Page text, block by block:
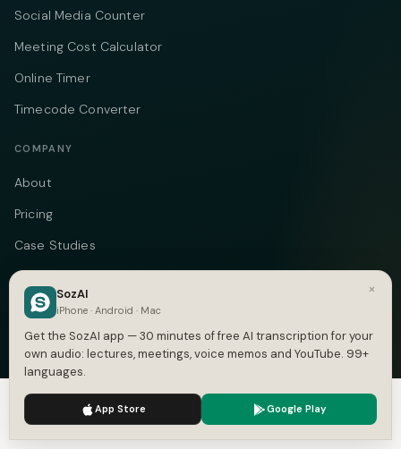
Social Media Counter
Meeting Cost Calculator
Online Timer
Timecode Converter
COMPANY
About
Pricing
Case Studies
Compare
Alternatives
Contact
Blog
Privacy
We use cookies to enhance your experience.
×
SozAI
iPhone · Android · Mac
Get the SozAI app — 30 minutes of free AI transcription for your
own audio: lectures, meetings, voice memos and YouTube. 99+
languages.
App Store Google Play